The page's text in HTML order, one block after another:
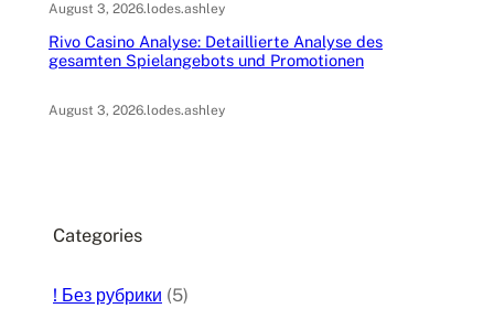
August 3, 2026.lodes.ashley
Rivo Casino Analyse: Detaillierte Analyse des
gesamten Spielangebots und Promotionen
August 3, 2026.lodes.ashley
Categories
! Без рубрики (5)